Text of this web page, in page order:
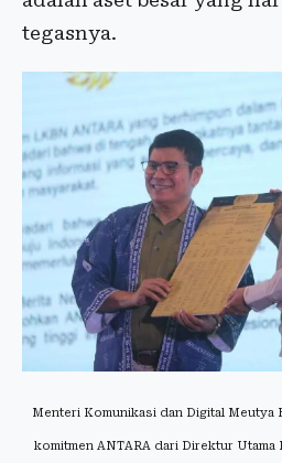
tegasnya.
Menteri Komunikasi dan Digital Meutya
komitmen ANTARA dari Direktur Utama